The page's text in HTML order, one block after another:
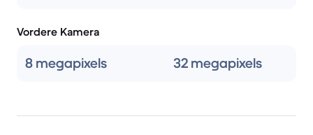
Vordere Kamera
8 megapixels 32 megapixels